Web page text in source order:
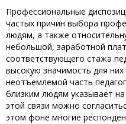
Профессиональные
частых причин выбора
людям, а также
небольшой, заработной
соответствующего стажа
высокую значимость для
неотъемлемой часть
близким людям указывает
этой связи можно
этом фоне многие